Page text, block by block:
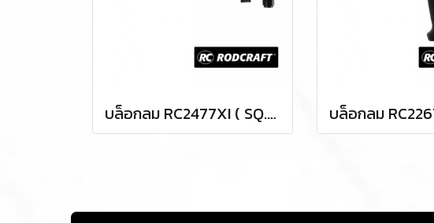
บล็อกลม RC2477XI ( SQ.DR.1 ) IMPACT WRENCHES